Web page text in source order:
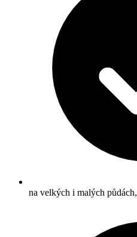
na velkých i malých půdách,